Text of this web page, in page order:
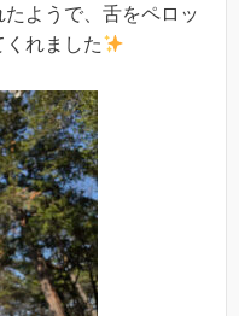
ようで、舌をペロッ
れました